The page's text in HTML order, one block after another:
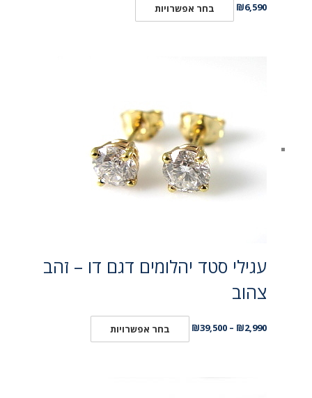
₪6,590 בחר אפשרויות
עגילי סטד יהלומים דגם דו – זהב
צהוב
₪2,990
–
₪39,500 בחר אפשרויות